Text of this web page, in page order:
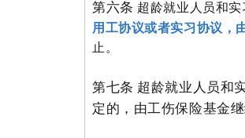
第六条 超龄就业人员和
用工协议或者实习协议，
止。
第七条 超龄就业人员和
定的，由工伤保险基金